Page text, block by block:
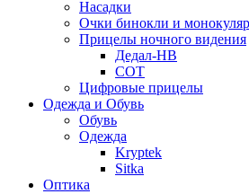
Насадки
Очки бинокли и
Прицелы ночного видения
Дедал-НВ
СОТ
Цифровые прицелы
Одежда и Обувь
Обувь
Одежда
Kryptek
Sitka
Оптика